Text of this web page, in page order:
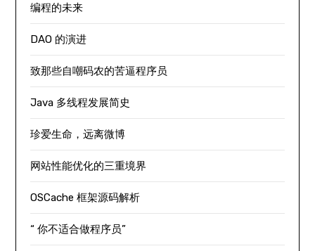
编程的未来
DAO 的演进
致那些自嘲码农的苦逼程序员
Java 多线程发展简史
珍爱生命，远离微博
网站性能优化的三重境界
OSCache 框架源码解析
“ 你不适合做程序员”